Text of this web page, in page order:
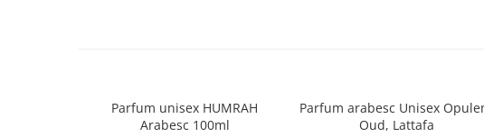
Model
capacitate microSD extinsă (microSDXC)
Parfum unisex HUMRAH
Arabesc 100ml
Parfum arabesc Unisex
Oud, Lattafa